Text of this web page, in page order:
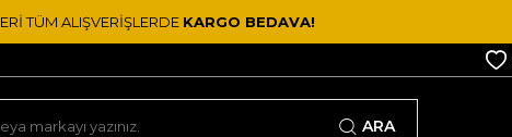
TÜM ALIŞVERİŞLERDE KARGO BEDAVA!
ARA